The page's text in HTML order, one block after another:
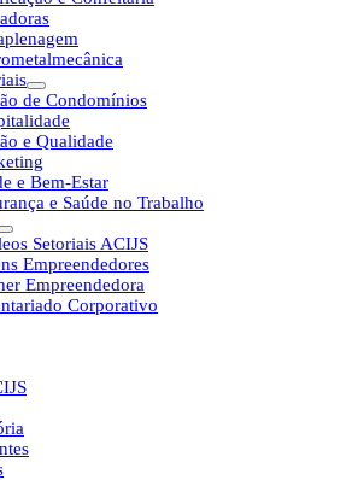
de Condomínios
e Qualidade
e Bem-Estar
e Saúde no Trabalho
Setoriais ACIJS
Empreendedores
Empreendedora
Corporativo